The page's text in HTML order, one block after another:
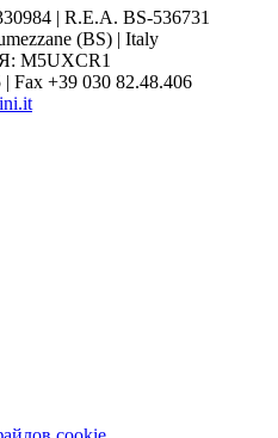
| R.E.A. BS-536731
(BS) | Italy
M5UXCR1
Fax +39 030 82.48.406